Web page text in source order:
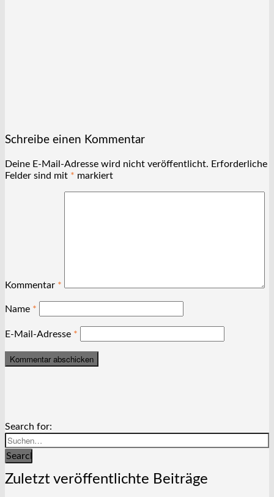
Schreibe einen Kommentar
Deine E-Mail-Adresse wird nicht veröffentlicht. Erforderliche
Felder sind mit * markiert
Kommentar *
Name *
E-Mail-Adresse *
Search for:
Search
Zuletzt veröffentlichte Beiträge